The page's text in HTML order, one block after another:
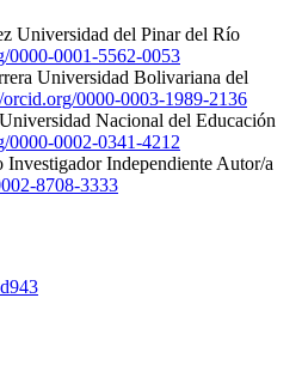
Universidad del Pinar del Río
0000-0001-5562-0053
Universidad Bolivariana del
orcid.org/0000-0003-1989-2136
Universidad Nacional del Educación
0000-0002-0341-4212
Investigador Independiente Autor/a
8708-3333